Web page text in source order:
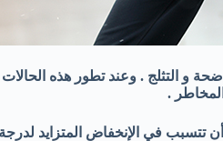
و التثلج . وعند تطور هذه الحالات
.
تتسبب في الإنخفاض المتزايد